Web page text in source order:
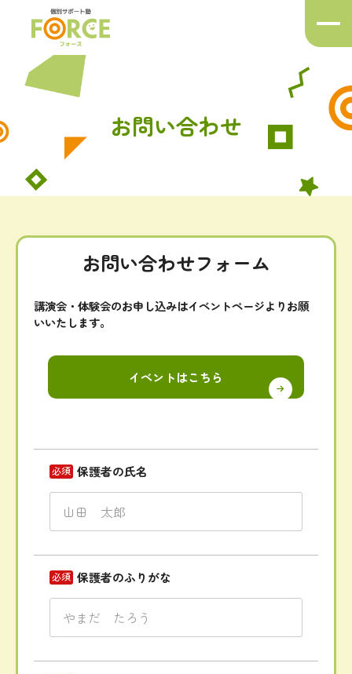
ニ
ボ
タ
ン
お問い合わせ
お問い合わせフォーム
講演会・体験会のお申し込みはイベントページよりお願
いいたします。
イベントはこちら
必須 保護者の氏名
必須 保護者のふりがな